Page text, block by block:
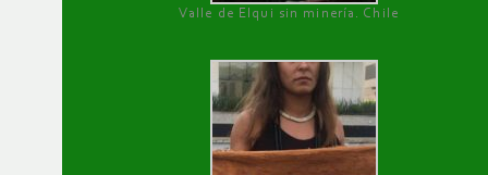
Valle de Elqui sin minería. Chile